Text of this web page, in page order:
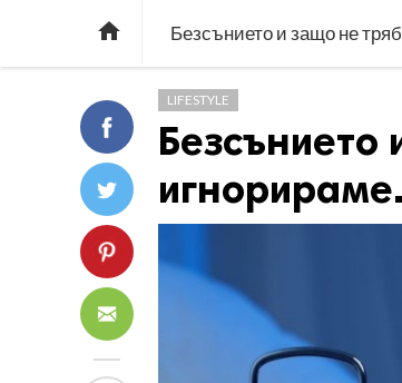
 Безсънието и защо не
LIFESTYLE
Безсънието
игнорираме.